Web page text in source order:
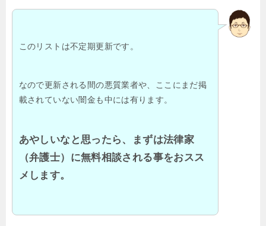
このリストは不定期更新です。
なので更新される間の悪質業者や、ここにまだ掲
載されていない闇金も中には有ります。
あやしいなと思ったら、まずは法律家
（弁護士）に無料相談される事をおスス
メします。